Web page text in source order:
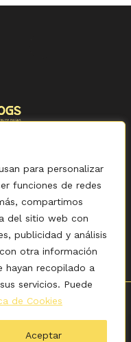
para personalizar
funciones de redes
compartimos
del sitio web con
publicidad y análisis
otra información
hayan recopilado a
servicios. Puede
de Cookies
Aceptar
Ordenado
Cookies-Aviso legal
de Compra